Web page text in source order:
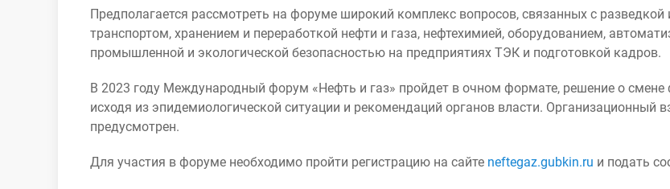
Предполагается рассмотреть на форуме широкий комплекс вопросов, связанных с
транспортом, хранением и переработкой нефти и газа, нефтехимией, оборудованием,
промышленной и экологической безопасностью на предприятиях ТЭК и подготовкой кадров.
В 2023 году Международный форум «Нефть и газ» пройдет в очном формате, решение о
исходя из эпидемиологической ситуации и рекомендаций органов власти. Организационный
предусмотрен.
Для участия в форуме необходимо пройти регистрацию на сайте neftegaz.gubkin.ru и подать